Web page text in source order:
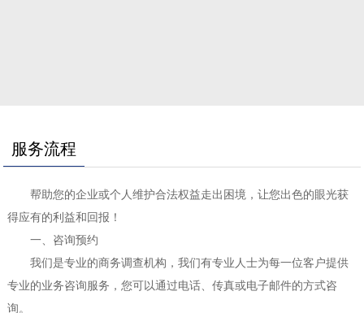
服务流程
帮助您的企业或个人维护合法权益走出困境，让您出色的眼光获
得应有的利益和回报！
一、咨询预约
我们是专业的商务调查机构，我们有专业人士为每一位客户提供
专业的业务咨询服务，您可以通过电话、传真或电子邮件的方式咨
询。